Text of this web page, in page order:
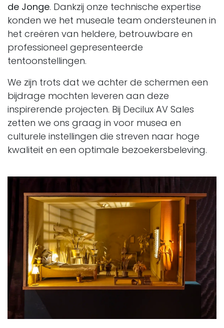
de Jonge. Dankzij onze technische expertise
konden we het museale team ondersteunen in
het creëren van heldere, betrouwbare en
professioneel gepresenteerde
tentoonstellingen.
We zijn trots dat we achter de schermen een
bijdrage mochten leveren aan deze
inspirerende projecten. Bij Decilux AV Sales
zetten we ons graag in voor musea en
culturele instellingen die streven naar hoge
kwaliteit en een optimale bezoekersbeleving.